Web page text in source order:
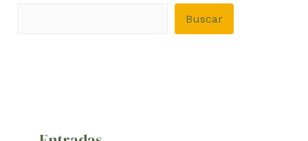
Buscar